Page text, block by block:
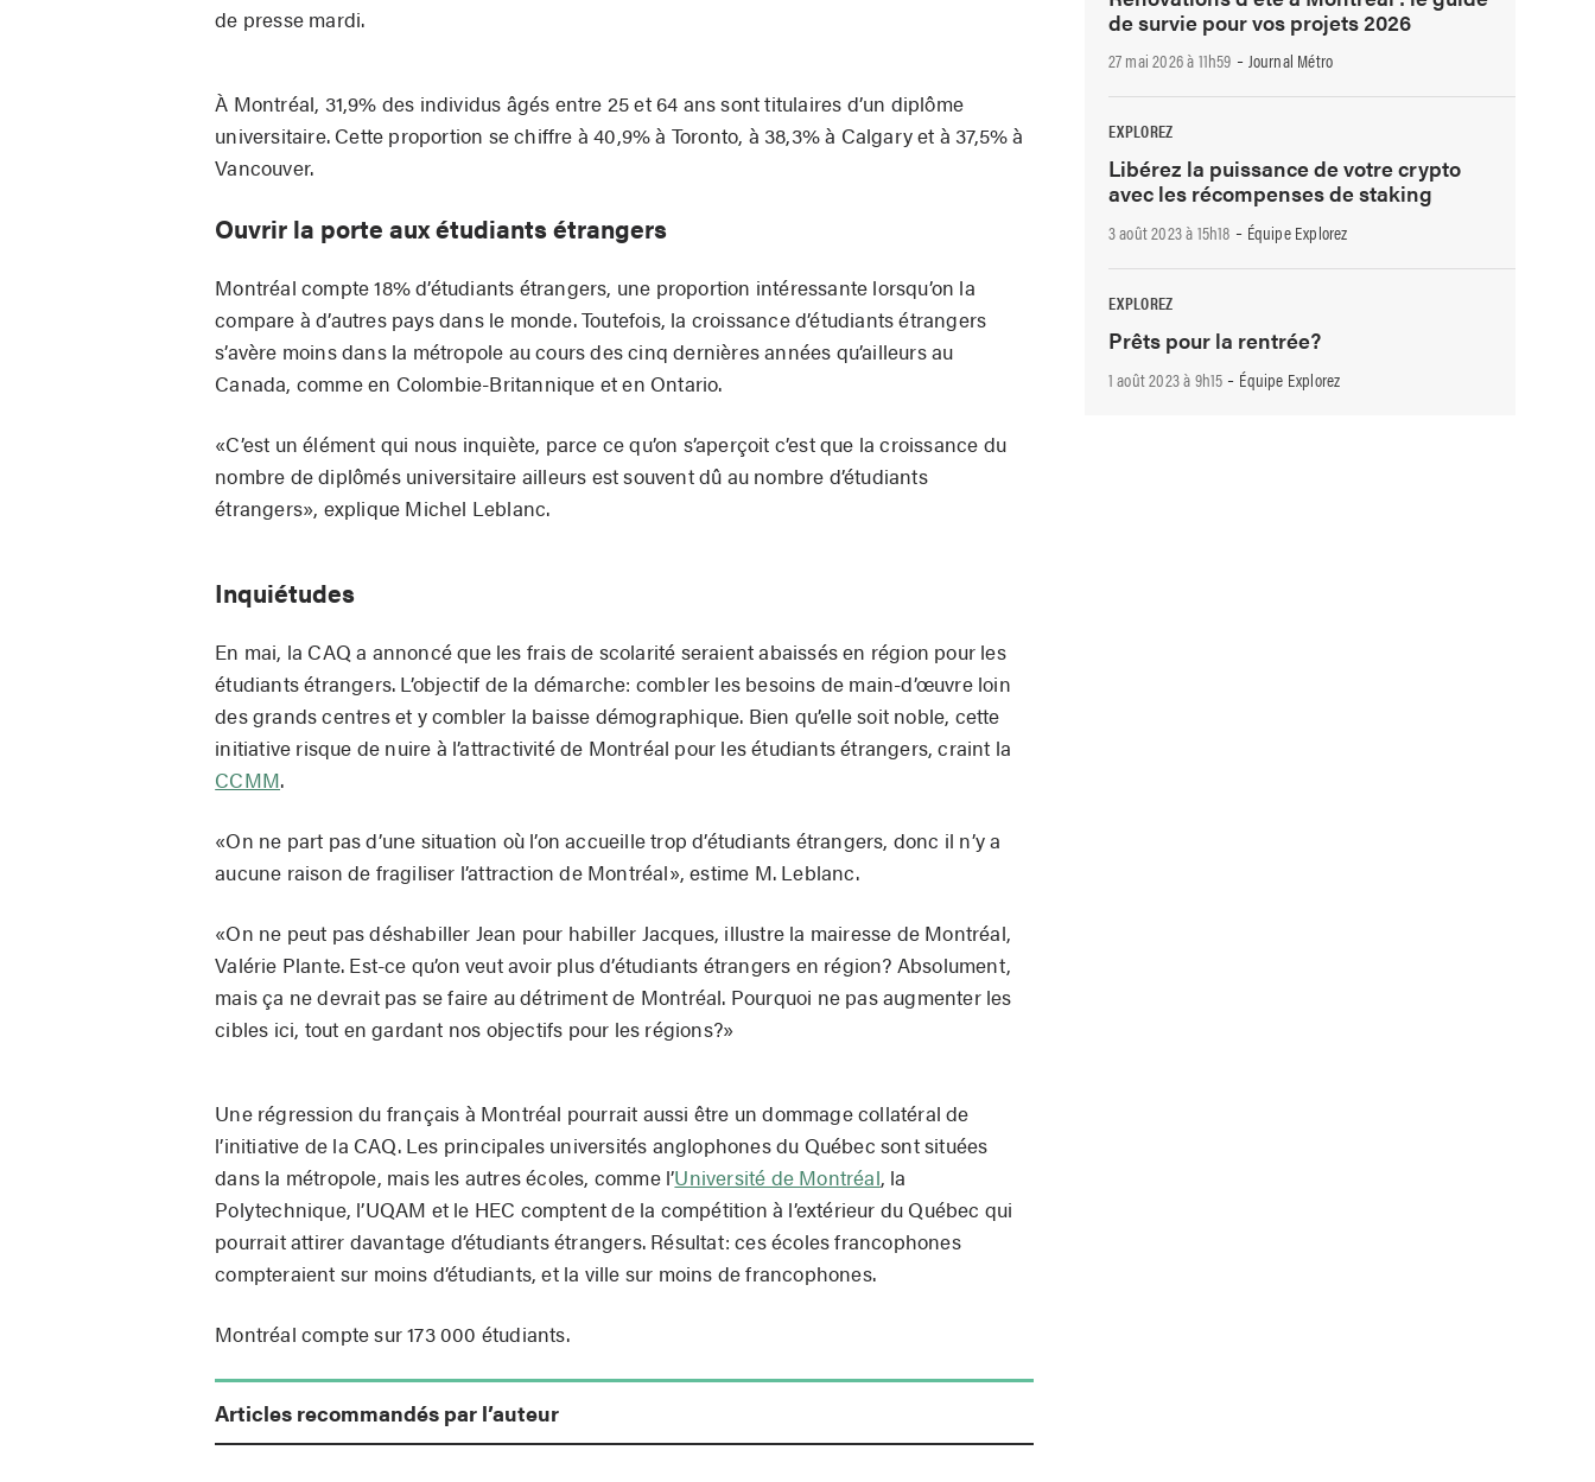
de presse mardi.
À Montréal, 31,9% des individus âgés entre 25 et 64 ans sont titulaires d’un diplôme
universitaire. Cette proportion se chiffre à 40,9% à Toronto, à 38,3% à Calgary et à 37,5% à
Vancouver.
Ouvrir la porte aux étudiants étrangers
Montréal compte 18% d’étudiants étrangers, une proportion intéressante lorsqu’on la
compare à d’autres pays dans le monde. Toutefois, la croissance d’étudiants étrangers
s’avère moins dans la métropole au cours des cinq dernières années qu’ailleurs au
Canada, comme en Colombie-Britannique et en Ontario.
«C’est un élément qui nous inquiète, parce ce qu’on s’aperçoit c’est que la croissance du
nombre de diplômés universitaire ailleurs est souvent dû au nombre d’étudiants
étrangers», explique Michel Leblanc.
Inquiétudes
En mai, la CAQ a annoncé que les frais de scolarité seraient abaissés en région pour les
étudiants étrangers. L’objectif de la démarche: combler les besoins de main-d’œuvre loin
des grands centres et y combler la baisse démographique. Bien qu’elle soit noble, cette
initiative risque de nuire à l’attractivité de Montréal pour les étudiants étrangers, craint la
CCMM.
«On ne part pas d’une situation où l’on accueille trop d’étudiants étrangers, donc il n’y a
aucune raison de fragiliser l’attraction de Montréal», estime M. Leblanc.
«On ne peut pas déshabiller Jean pour habiller Jacques, illustre la mairesse de Montréal,
Valérie Plante. Est-ce qu’on veut avoir plus d’étudiants étrangers en région? Absolument,
mais ça ne devrait pas se faire au détriment de Montréal. Pourquoi ne pas augmenter les
cibles ici, tout en gardant nos objectifs pour les régions?»
Une régression du français à Montréal pourrait aussi être un dommage collatéral de
l’initiative de la CAQ. Les principales universités anglophones du Québec sont situées
dans la métropole, mais les autres écoles, comme l’Université de Montréal, la
Polytechnique, l’UQAM et le HEC comptent de la compétition à l’extérieur du Québec qui
pourrait attirer davantage d’étudiants étrangers. Résultat: ces écoles francophones
compteraient sur moins d’étudiants, et la ville sur moins de francophones.
Montréal compte sur 173 000 étudiants.
Articles recommandés par l’auteur
de survie pour vos projets 2026
27 mai 2026 à 11h59 -Journal Métro
EXPLOREZ
Libérez la puissance de votre crypto
avec les récompenses de staking
3 août 2023 à 15h18 - Équipe Explorez
EXPLOREZ
Prêts pour la rentrée?
1 août 2023 à 9h15 - Équipe Explorez